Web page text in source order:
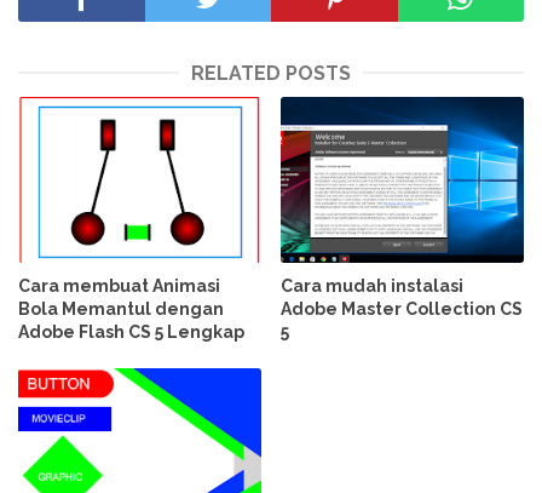
RELATED POSTS
Cara membuat Animasi
Bola Memantul dengan
Adobe Flash CS 5 Lengkap
Cara mudah instalasi
Adobe Master Collection CS
5